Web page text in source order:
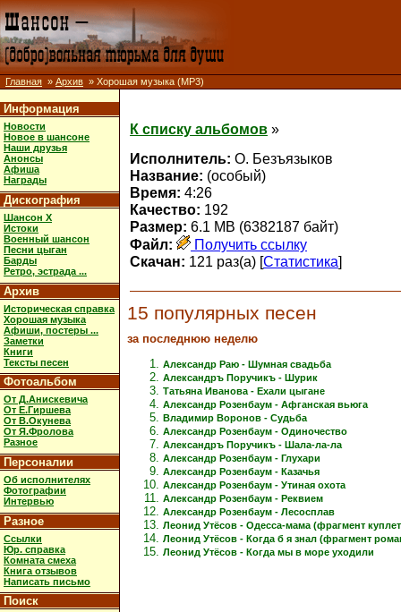
Главная » Архив » Хорошая музыка (MP3)
Информация
Новости
Новое в шансоне
Наши друзья
Анонсы
Афиша
Награды
Дискография
Шансон X
Истоки
Военный шансон
Песни цыган
Барды
Ретро, эстрада ...
Архив
Историческая справка
Хорошая музыка
Афиши, постеры ...
Заметки
Книги
Тексты песен
Фотоальбом
От Д.Анискевича
От Е.Гиршева
От В.Окунева
От Я.Фролова
Разное
Персоналии
Об исполнителях
Фотографии
Интервью
Разное
Ссылки
Юр. справка
Комната смеха
Книга отзывов
Написать письмо
Поиск
К списку альбомов »
Исполнитель: О. Безъязыков
Название: (особый)
Время: 4:26
Качество: 192
Размер: 6.1 MB (6382187 байт)
Файл:
Получить ссылку
Скачан: 121 раз(а) [Статистика]
15 популярных песен
за последнюю неделю
Александр Раю - Шумная свадьба
Александръ Поручикъ - Шурик
Татьяна Иванова - Ехали цыгане
Александр Розенбаум - Афганская вьюга
Владимир Воронов - Судьба
Александр Розенбаум - Одиночество
Александръ Поручикъ - Шала-ла-ла
Александр Розенбаум - Глухари
Александр Розенбаум - Казачья
Александр Розенбаум - Утиная охота
Александр Розенбаум - Реквием
Александр Розенбаум - Лесосплав
Леонид Утёсов - Одесса-мама (фрагмент
Леонид Утёсов - Когда б я знал (фрагмент
Леонид Утёсов - Когда мы в море уходили